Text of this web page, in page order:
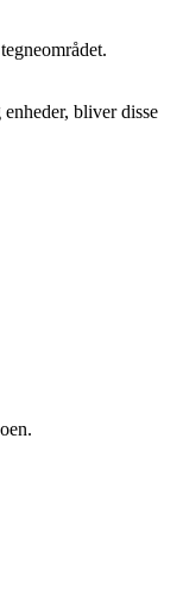
bliver disse